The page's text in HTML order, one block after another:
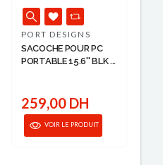
PORT DESIGNS
SACOCHE POUR PC
PORTABLE 15.6'' BLK ...
259,00 DH
VOIR LE PRODUIT